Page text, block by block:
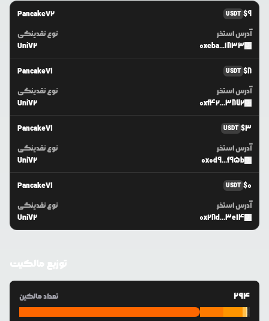
PancakeV2 USDT $9
نوع نقدینگی
UniV2
آدرس استخر
0xeba...1833
PancakeV1 USDT $8
نوع نقدینگی
UniV2
آدرس استخر
0xf42...3872
PancakeV1 USDT $3
نوع نقدینگی
UniV2
آدرس استخر
0x0d9...f95b
PancakeV1 USDT $0
نوع نقدینگی
UniV2
آدرس استخر
0x28d...3e14
تعداد مالکین 294